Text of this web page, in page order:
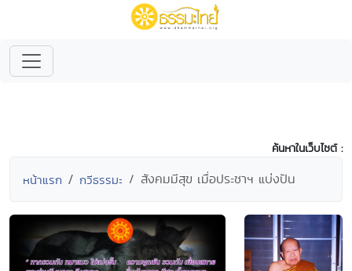
ค้นหาในเว็บไซต์ :
หน้าแรก กวีธรรมะ สังคมมีสุข เมื่อประชาฯ แบ่งปัน